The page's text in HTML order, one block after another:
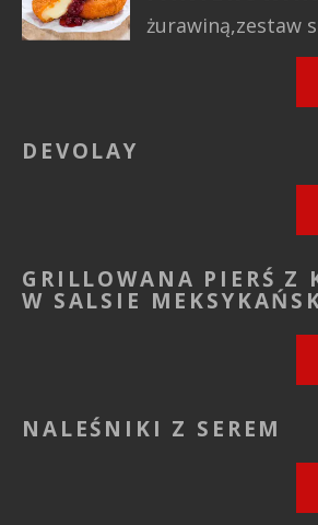
żurawiną,zestaw
DEVOLAY
GRILLOWANA PIERŚ Z
W SALSIE
NALEŚNIKI Z SEREM